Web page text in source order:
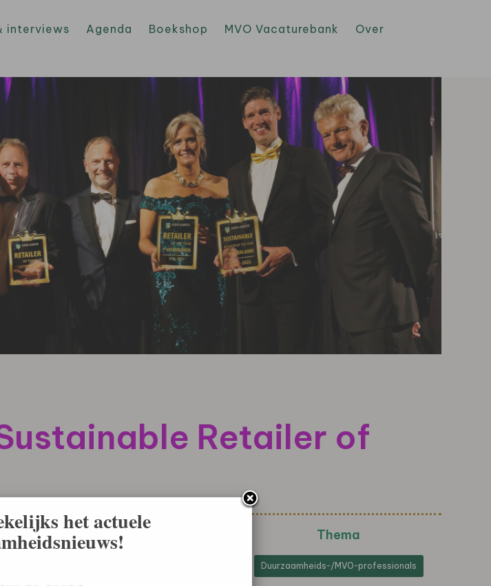
interviews Agenda Boekshop MVO Vacaturebank
Over
Retailer of
Year’ 2022-2023. De
Retailer of the Year Gala.
Thema
Duurzaamheids-/MVO-professionals
het actuele